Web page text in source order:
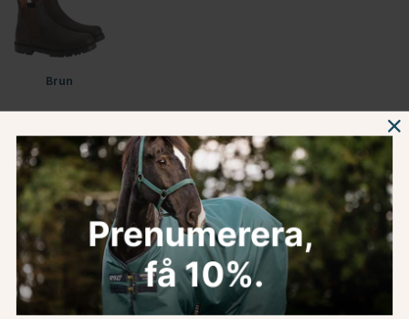
Brun
Beskrivning
Om tillverkaren
Omdömen
Choose country